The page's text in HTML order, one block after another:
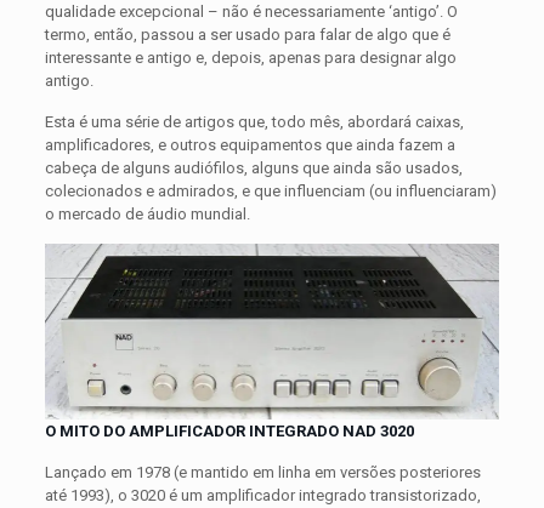
qualidade excepcional – não é necessariamente ‘antigo’. O
termo, então, passou a ser usado para falar de algo que é
interessante e antigo e, depois, apenas para designar algo
antigo.
Esta é uma série de artigos que, todo mês, abordará caixas,
amplificadores, e outros equipamentos que ainda fazem a
cabeça de alguns audiófilos, alguns que ainda são usados,
colecionados e admirados, e que influenciam (ou influenciaram)
o mercado de áudio mundial.
O MITO DO AMPLIFICADOR INTEGRADO NAD 3020
Lançado em 1978 (e mantido em linha em versões posteriores
até 1993), o 3020 é um amplificador integrado transistorizado,